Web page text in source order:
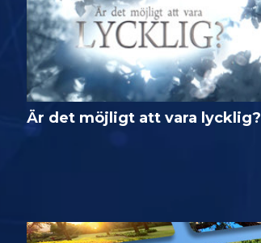
Är det möjligt att vara lycklig?